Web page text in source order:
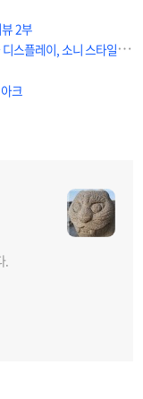
2부
이, 소니 스타일을 만나다
크
.